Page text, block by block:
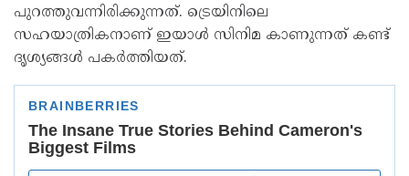
പുറത്തുവന്നിരിക്കുന്നത്. ട്രെയിനിലെ
സഹയാത്രികനാണ് ഇയാൾ സിനിമ കാണുന്നത് കണ്ട്
ദൃശ്യങ്ങൾ പകർത്തിയത്.